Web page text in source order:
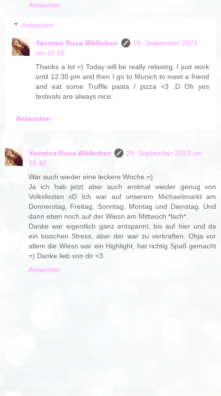
Antworten
Antworten
Yasmina Rosa Wölkchen
26. September 2023
um 11:16
Thanks a lot =) Today will be really relaxing. I just work
until 12:30 pm and then I go to Munich to meet a friend
and eat some Truffle pasta / pizza <3 :D Oh yes
festivals are always nice.
Antworten
Yasmina Rosa Wölkchen
29. September 2023 um
16:40
War auch wieder eine leckere Woche =)
Ja ich hab jetzt aber auch erstmal wieder genug von
Volksfesten xD Ich war auf unserem Michaelimarkt am
Donnerstag, Freitag, Sonntag, Montag und Dienstag. Und
dann eben noch auf der Wiesn am Mittwoch *lach*.
Danke war eigentlich ganz entspannt, bis auf hier und da
ein bisschen Stress, aber der war zu verkraften. Ohja vor
allem die Wiesn war ein Highlight, hat richtig Spaß gemacht
=) Danke lieb von dir <3
Antworten